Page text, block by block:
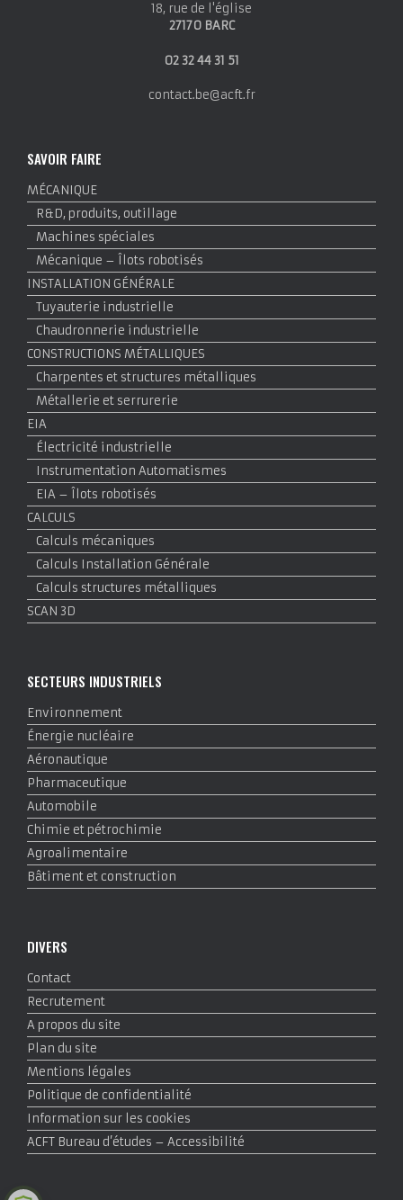
18, rue de l'église
27170 BARC
02 32 44 31 51
contact.be@acft.fr
SAVOIR FAIRE
MÉCANIQUE
R&D, produits, outillage
Machines spéciales
Mécanique – Îlots robotisés
INSTALLATION GÉNÉRALE
Tuyauterie industrielle
Chaudronnerie industrielle
CONSTRUCTIONS MÉTALLIQUES
Charpentes et structures métalliques
Métallerie et serrurerie
EIA
Électricité industrielle
Instrumentation Automatismes
EIA – Îlots robotisés
CALCULS
Calculs mécaniques
Calculs Installation Générale
Calculs structures métalliques
SCAN 3D
SECTEURS INDUSTRIELS
Environnement
Énergie nucléaire
Aéronautique
Pharmaceutique
Automobile
Chimie et pétrochimie
Agroalimentaire
Bâtiment et construction
DIVERS
Contact
Recrutement
A propos du site
Plan du site
Mentions légales
Politique de confidentialité
Information sur les cookies
ACFT Bureau d’études – Accessibilité